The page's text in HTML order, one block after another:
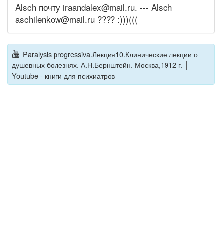
Alsch почту iraandalex@mail.ru. --- Alsch
aschilenkow@mail.ru ???? :)))(((
Paralysis progressiva.Лекция10.Клинические лекции о
душевных болезнях. А.Н.Бернштейн. Москва,1912 г. |
Youtube - книги для психиатров